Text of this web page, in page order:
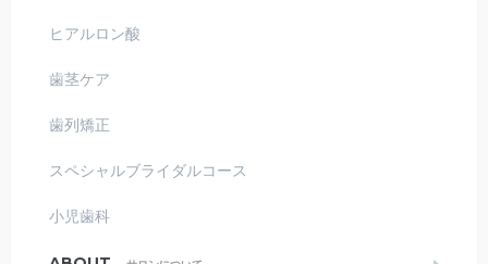
ヒアルロン酸
歯茎ケア
歯列矯正
スペシャルブライダルコース
小児歯科